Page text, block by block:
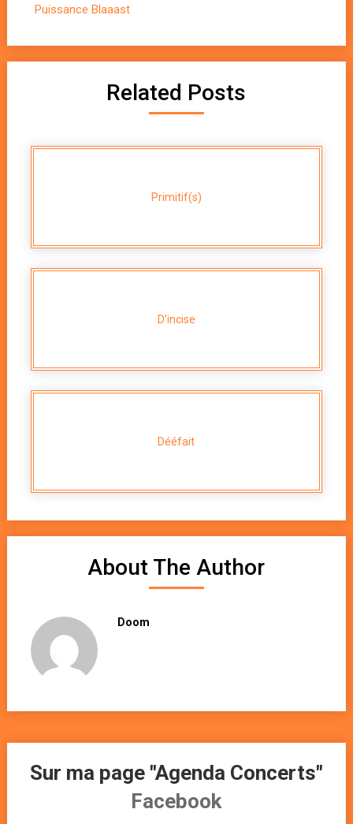
Puissance Blaaast
Related Posts
Primitif(s)
D’incise
Dééfait
About The Author
Doom
Sur ma page "Agenda Concerts"
Facebook